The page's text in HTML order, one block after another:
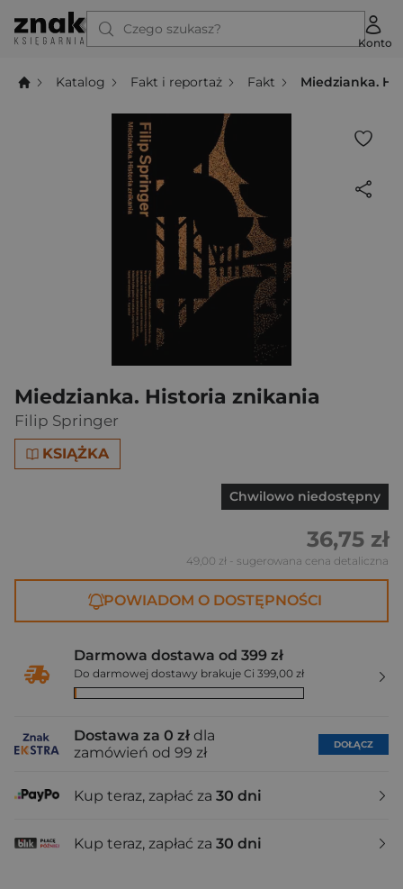
Czego szukasz?
Konto
Katalog Fakt i reportaż Fakt Miedzianka.
Miedzianka. Historia znikania
Filip Springer
KSIĄŻKA
Chwilowo niedostępny
36,75 zł
49,00 zł - sugerowana cena detaliczna
POWIADOM O DOSTĘPNOŚCI
Darmowa dostawa od 399 zł
Do darmowej dostawy brakuje Ci 399,00 zł
Dostawa za 0 zł dla
zamówień od 99 zł
DOŁĄCZ
Kup teraz, zapłać za 30 dni
Kup teraz, zapłać za 30 dni